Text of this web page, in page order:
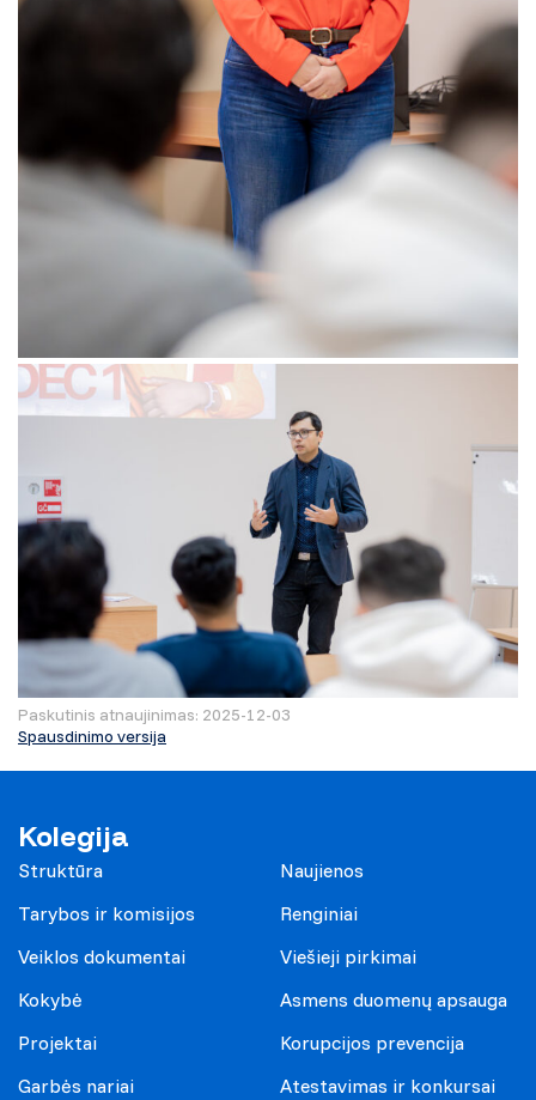
Paskutinis atnaujinimas: 2025-12-03
Spausdinimo versija
Kolegija
Struktūra
Tarybos ir komisijos
Veiklos dokumentai
Kokybė
Projektai
Garbės nariai
Naujienos
Renginiai
Viešieji pirkimai
Asmens duomenų apsauga
Korupcijos prevencija
Atestavimas ir konkursai